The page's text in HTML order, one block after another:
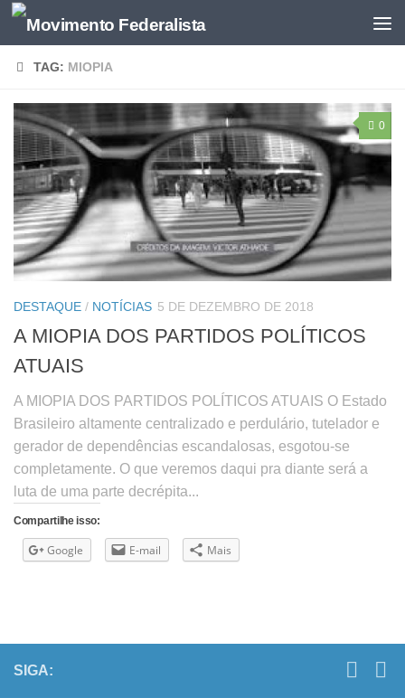
TAG: MIOPIA
0
DESTAQUE / NOTÍCIAS 5 DE DEZEMBRO DE 2018
A MIOPIA DOS PARTIDOS POLÍTICOS
ATUAIS
A MIOPIA DOS PARTIDOS POLÍTICOS ATUAIS O Estado
Brasileiro altamente centralizado e perdulário, tutelador e
gerador de dependências escandalosas, esgotou-se
completamente. O que veremos daqui pra diante será a
luta de uma parte decrépita...
Compartilhe isso:
Google E-mail Mais
SIGA: